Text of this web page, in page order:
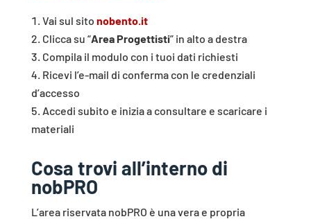
Vai sul sito nobento.it
Clicca su “Area Progettisti” in alto a destra
Compila il modulo con i tuoi dati richiesti
Ricevi l’e-mail di conferma con le credenziali
d’accesso
Accedi subito e inizia a consultare e scaricare i
materiali
Cosa trovi all’interno di
nobPRO
L’area riservata nobPRO è una vera e propria